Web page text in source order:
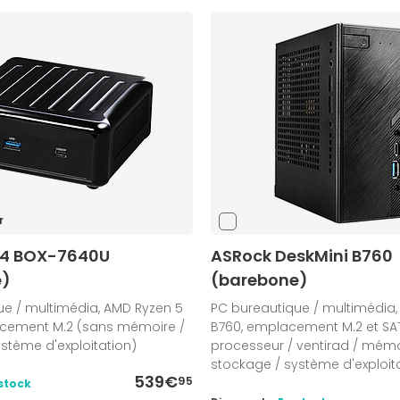
BOX-7640U
/ multimédia, AMD Ryzen 5
M.2 (sans mémoire /
d'exploitation)
539€95
ASRock DeskMini B760
(barebone)
PC bureautique /
B760, emplacement M.2 et
processeur / ventirad /
stockage / système